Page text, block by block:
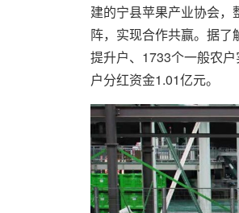
建的宁县苹果产业协会，
阵，实现合作共赢。据
提升户、1733个一般农
户分红资金1.01亿元。